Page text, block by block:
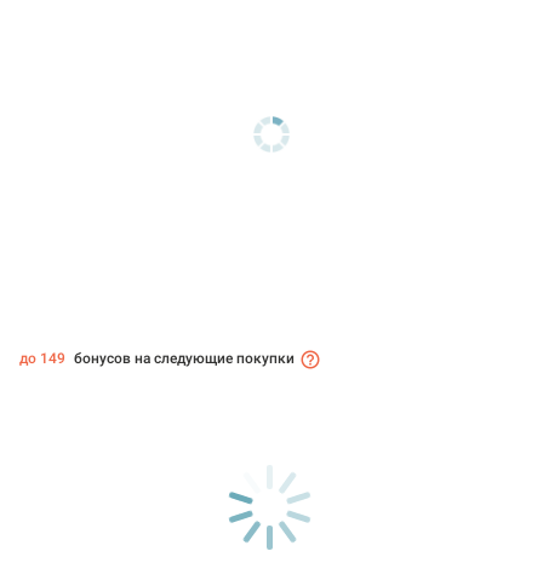
до 149 бонусов на следующие покупки